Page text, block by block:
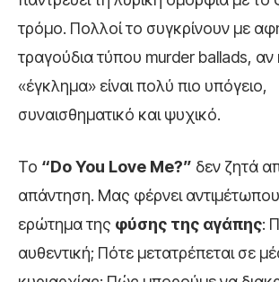
τρόμο. Πολλοί το συγκρίνουν με
τραγούδια τύπου murder ballads, αν
«έγκλημα» είναι πολύ πιο υπόγειο,
συναισθηματικό και ψυχικό.
Το “Do You Love Me?” δεν ζητά
απάντηση. Μας φέρνει
ερώτημα της φύσης της αγάπης:
αυθεντική; Πότε μετατρέπεται σε